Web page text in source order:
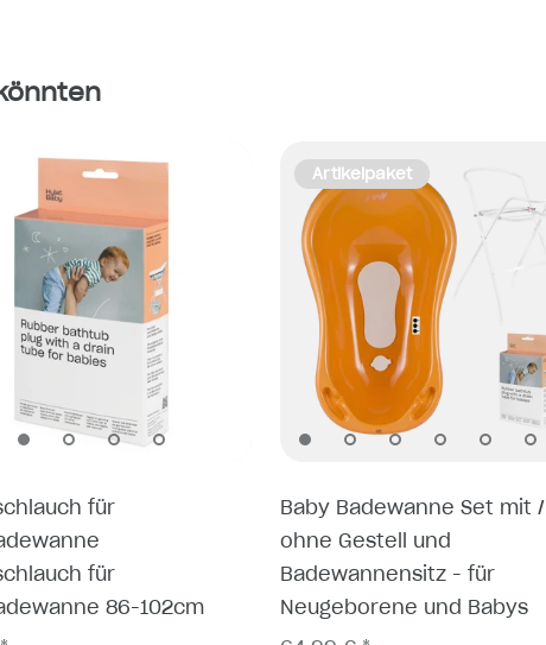
für
für
86-102cm
Artikelpaket
Baby Badewanne Set mit /
ohne Gestell und
Badewannensitz - für
Neugeborene und Babys